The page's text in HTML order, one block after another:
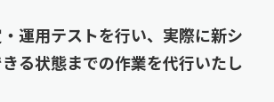
運用テストを行い、実際に新シ
る状態までの作業を代行いたし